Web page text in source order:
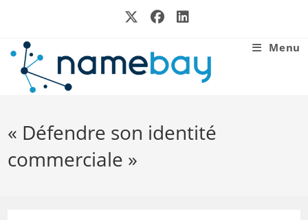
Menu
« Défendre son identité
commerciale »